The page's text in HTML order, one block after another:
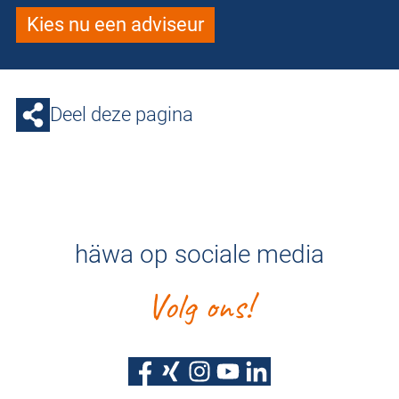
Kies nu een adviseur
Deel deze pagina
häwa op sociale media
Volg ons!